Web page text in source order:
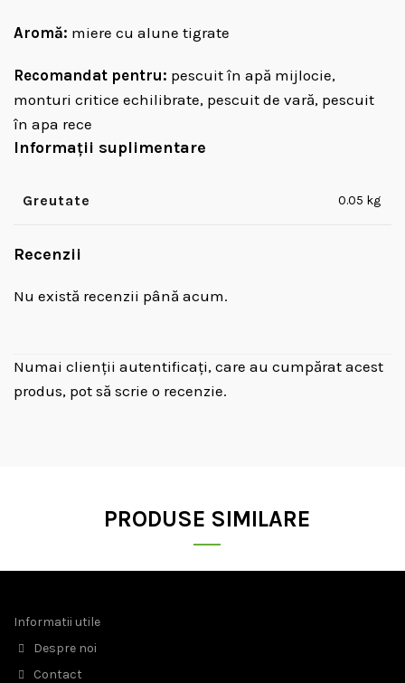
Aromă: miere cu alune tigrate
Recomandat pentru: pescuit în apă mijlocie,
monturi critice echilibrate, pescuit de vară, pescuit
în apa rece
Informații suplimentare
Greutate 0.05 kg
Recenzii
Nu există recenzii până acum.
Numai clienții autentificați, care au cumpărat acest
produs, pot să scrie o recenzie.
PRODUSE SIMILARE
Informatii utile
Despre noi
Contact